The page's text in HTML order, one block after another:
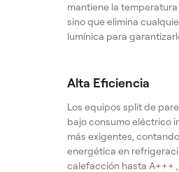
mantiene la
sino que elimina
lumínica para
Alta Eficiencia
Los equipos split de
bajo consumo eléctrico
más exigentes,
energética en
calefacción hasta A+++